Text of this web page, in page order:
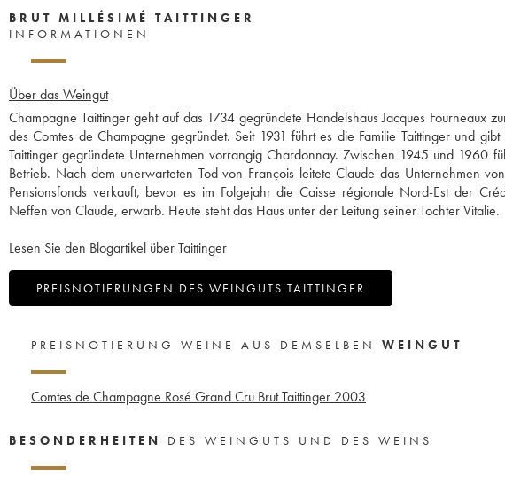
BRUT MILLÉSIMÉ TAITTINGER
INFORMATIONEN
Über das Weingut
Champagne Taittinger geht auf das 1734 gegründete Handelshaus Jacques Fourneaux
des Comtes de Champagne gegründet. Seit 1931 führt es die Familie Taittinger und
Taittinger gegründete Unternehmen vorrangig Chardonnay. Zwischen 1945 und 1960
Betrieb. Nach dem unerwarteten Tod von François leitete Claude das Unternehmen
Pensionsfonds verkauft, bevor es im Folgejahr die Caisse régionale Nord-Est der
Neffen von Claude, erwarb. Heute steht das Haus unter der Leitung seiner Tochter Vitalie.
Lesen Sie den Blogartikel über Taittinger
PREISNOTIERUNGEN DES WEINGUTS TAITTINGER
PREISNOTIERUNG WEINE AUS DEMSELBEN WEINGUT
Comtes de Champagne Rosé Grand Cru Brut Taittinger 2003
BESONDERHEITEN DES WEINGUTS UND DES WEINS